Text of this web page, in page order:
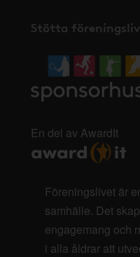
Stötta
En del av AwardIt
Föreningslivet är
samhälle. Det
engagemang och
i alla åldrar att